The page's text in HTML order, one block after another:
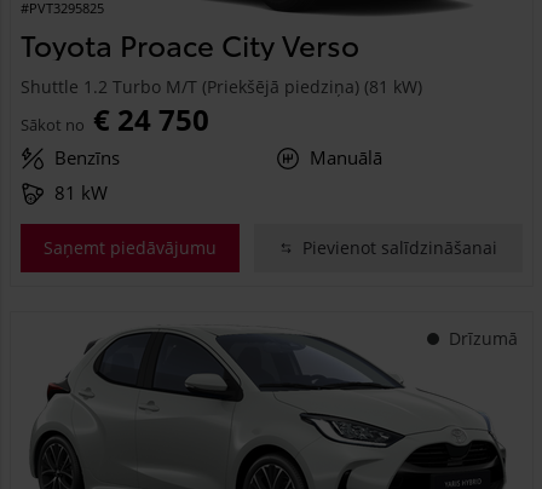
#PVT3295825
Toyota Proace City Verso
Shuttle 1.2 Turbo M/T (Priekšējā piedziņa) (81 kW)
Sākot no € 24 750
Benzīns
Manuālā
81 kW
Saņemt piedāvājumu Pievienot salīdzināšanai
Drīzumā